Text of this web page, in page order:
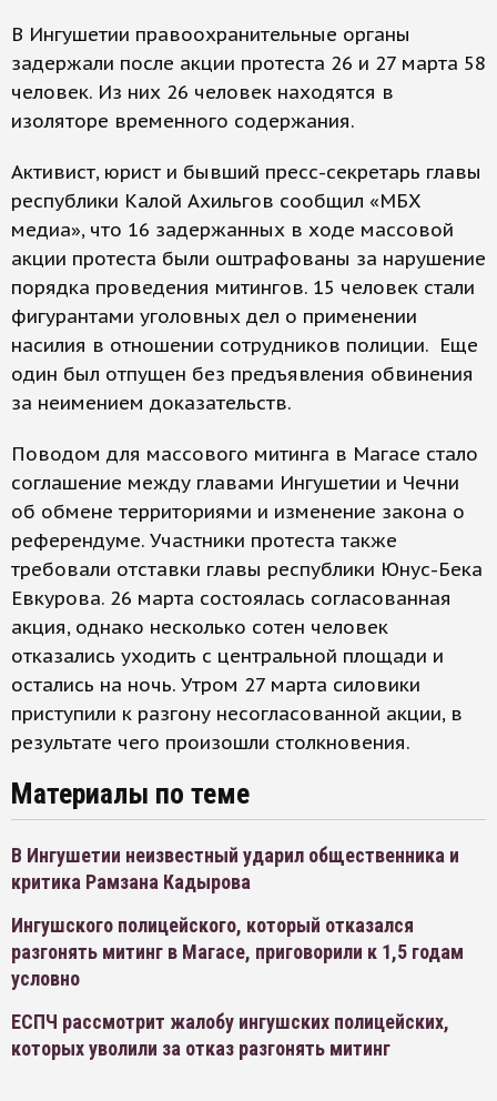
В Ингушетии правоохранительные органы
задержали после акции протеста 26 и 27 марта 58
человек. Из них 26 человек находятся в
изоляторе временного содержания.
Активист, юрист и бывший пресс-секретарь главы
республики Калой Ахильгов сообщил «МБХ
медиа», что 16 задержанных в ходе массовой
акции протеста были оштрафованы за нарушение
порядка проведения митингов. 15 человек стали
фигурантами уголовных дел о применении
насилия в отношении сотрудников полиции. Еще
один был отпущен без предъявления обвинения
за неимением доказательств.
Поводом для массового митинга в Магасе стало
соглашение между главами Ингушетии и Чечни
об обмене территориями и изменение закона о
референдуме. Участники протеста также
требовали отставки главы республики Юнус-Бека
Евкурова. 26 марта состоялась согласованная
акция, однако несколько сотен человек
отказались уходить с центральной площади и
остались на ночь. Утром 27 марта силовики
приступили к разгону несогласованной акции, в
результате чего произошли столкновения.
Материалы по теме
В Ингушетии неизвестный ударил общественника и
критика Рамзана Кадырова
Ингушского полицейского, который отказался
разгонять митинг в Магасе, приговорили к 1,5 годам
условно
ЕСПЧ рассмотрит жалобу ингушских полицейских,
которых уволили за отказ разгонять митинг